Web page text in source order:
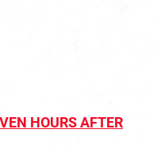
HOURS AFTER